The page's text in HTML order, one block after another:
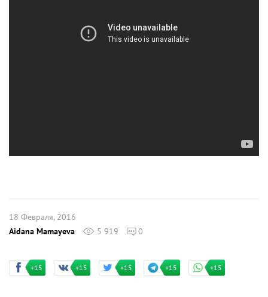
18 Февраля, 2016
Aidana Mamayeva
5 919 0
+15 +15 +15 +15 +15